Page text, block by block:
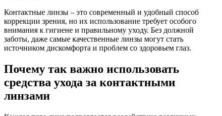
Контактные линзы – это современный и удобный способ
коррекции зрения, но их использование требует особого
внимания к гигиене и правильному уходу. Без должной
заботы, даже самые качественные линзы могут стать
источником дискомфорта и проблем со здоровьем глаз.
Почему так важно использовать
средства ухода за контактными
линзами